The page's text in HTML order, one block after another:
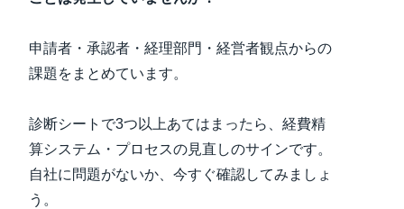
España (Español)
Norway (English)
申請者・承認者・経理部門・経営者観点からの
課題をまとめています。
診断シートで3つ以上あてはまったら、経費精
算システム・プロセスの見直しのサインです。
自社に問題がないか、今すぐ確認してみましょ
う。